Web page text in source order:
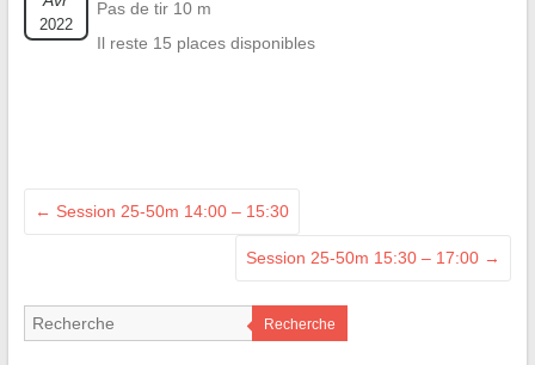
2022
Pas de tir 10 m
Il reste 15 places disponibles
← Session 25-50m 14:00 – 15:30
Session 25-50m 15:30 – 17:00 →
Recherche